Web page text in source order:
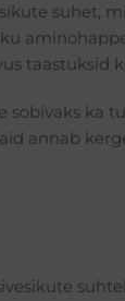
suhet,
taastuksid
sobivaks ka
annab